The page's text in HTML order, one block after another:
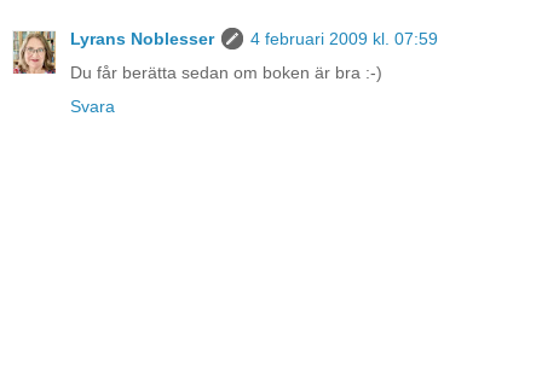
Lyrans Noblesser
4 februari 2009 kl. 07:59
Du får berätta sedan om boken är bra :-)
Svara